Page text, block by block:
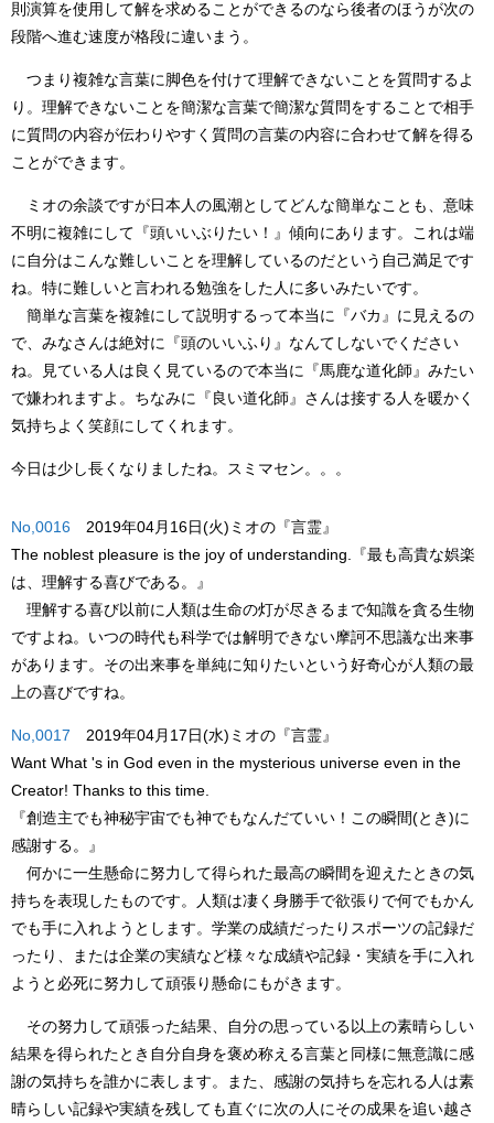
則演算を使用して解を求めることができるのなら後者のほうが次の
段階へ進む速度が格段に違いまう。
つまり複雑な言葉に脚色を付けて理解できないことを質問するよ
り。理解できないことを簡潔な言葉で簡潔な質問をすることで相手
に質問の内容が伝わりやすく質問の言葉の内容に合わせて解を得る
ことができます。
ミオの余談ですが日本人の風潮としてどんな簡単なことも、意味
不明に複雑にして 『頭いいぶりたい！』 傾向にあります。これは端
に自分はこんな難しいことを理解しているのだという自己満足です
ね。特に難しいと言われる勉強をした人に多いみたいです。
簡単な言葉を複雑にして説明するって本当に
『バカ』 に見えるの
で、みなさんは絶対に
『頭のいいふり』 なんてしないでください
ね。見ている人は良く見ているので本当に
『馬鹿な道化師』 みたい
で嫌われますよ。ちなみに『良い道化師』さんは接する人を暖かく
気持ちよく笑顔にしてくれます。
今日は少し長くなりましたね。 スミマセン 。。。
No,0016 2019年04月16日(火)ミオの『言霊』
The noblest pleasure is the joy of understanding.
『最も高貴な娯楽
は、理解する喜びである。』
理解する喜び以前に人類は生命の灯が尽きるまで知識を貪る生物
ですよね。いつの時代も科学では解明できない摩訶不思議な出来事
があります。その出来事を単純に知りたいという好奇心が人類の最
上の喜びですね。
No,0017 2019年04月17日(水)ミオの『言霊』
Want What 's in God even in the mysterious universe even in the
Creator! Thanks to this time.
『創造主でも神秘宇宙でも神でもなんだていい！この瞬間(とき)に
感謝する。』
何かに一生懸命に努力して得られた最高の瞬間を迎えたときの気
持ちを表現したものです。人類は凄く身勝手で欲張りで何でもかん
でも手に入れようとします。学業の成績だったりスポーツの記録だ
ったり、または企業の実績など様々な成績や記録・実績を手に入れ
ようと必死に努力して頑張り懸命にもがきます。
その努力して頑張った結果、自分の思っている以上の素晴らしい
結果を得られたとき自分自身を褒め称える言葉と同様に無意識に感
謝の気持ちを誰かに表します。また、感謝の気持ちを忘れる人は素
晴らしい記録や実績を残しても直ぐに次の人にその成果を追い越さ